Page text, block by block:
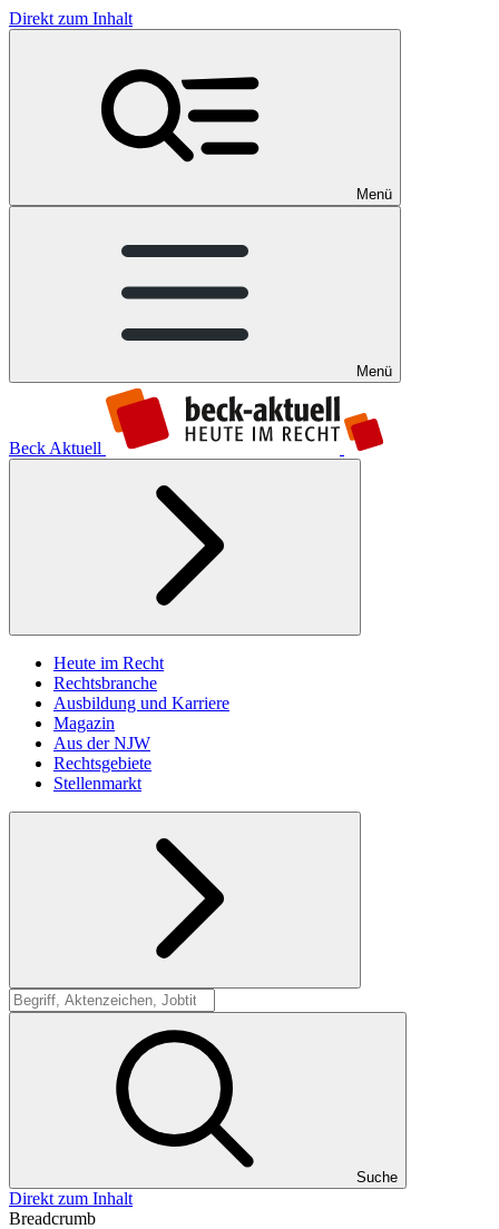
Direkt zum Inhalt
Menü
Menü
Beck Aktuell
Heute im Recht
Rechtsbranche
Ausbildung und Karriere
Magazin
Aus der NJW
Rechtsgebiete
Stellenmarkt
Suche
Suche
Direkt zum Inhalt
Breadcrumb